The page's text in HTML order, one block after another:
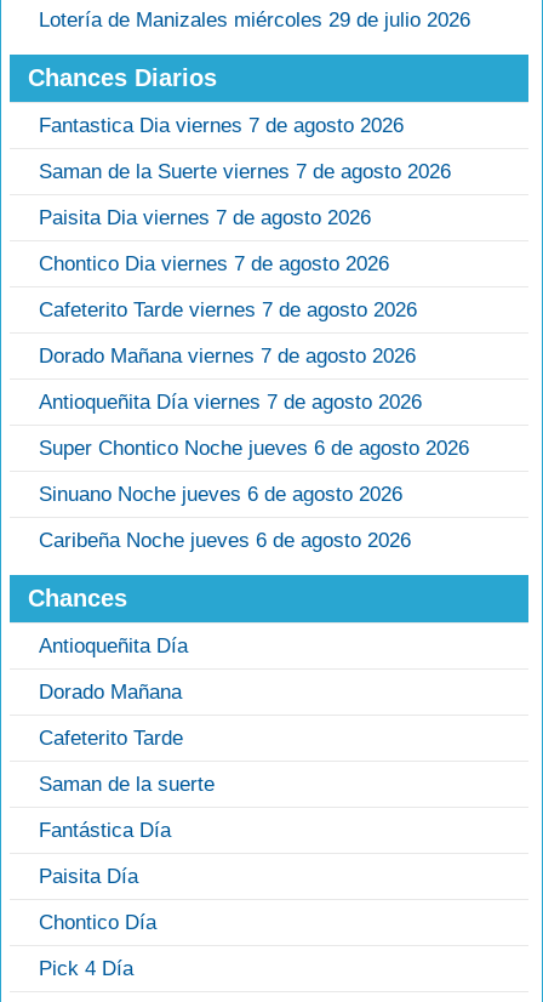
Lotería de Manizales miércoles 29 de julio 2026
Chances Diarios
Fantastica Dia viernes 7 de agosto 2026
Saman de la Suerte viernes 7 de agosto 2026
Paisita Dia viernes 7 de agosto 2026
Chontico Dia viernes 7 de agosto 2026
Cafeterito Tarde viernes 7 de agosto 2026
Dorado Mañana viernes 7 de agosto 2026
Antioqueñita Día viernes 7 de agosto 2026
Super Chontico Noche jueves 6 de agosto 2026
Sinuano Noche jueves 6 de agosto 2026
Caribeña Noche jueves 6 de agosto 2026
Chances
Antioqueñita Día
Dorado Mañana
Cafeterito Tarde
Saman de la suerte
Fantástica Día
Paisita Día
Chontico Día
Pick 4 Día